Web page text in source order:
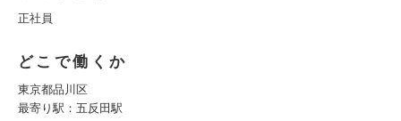
正社員
どこで働くか
東京都品川区
最寄り駅：五反田駅